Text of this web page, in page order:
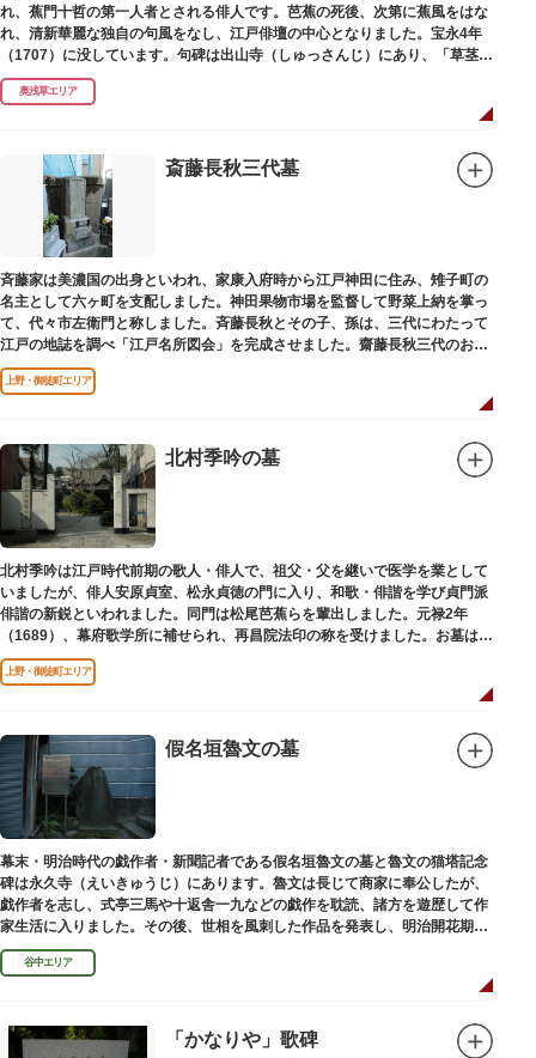
れ、蕉門十哲の第一人者とされる俳人です。芭蕉の死後、次第に蕉風をはな
れ、清新華麗な独自の句風をなし、江戸俳壇の中心となりました。宝永4年
（1707）に没しています。句碑は出山寺（しゅっさんじ）にあり、「草茎を
つつむ葉もなき 雲間哉」と刻まれています。
奥浅草エリア
斎藤長秋三代墓
斉藤家は美濃国の出身といわれ、家康入府時から江戸神田に住み、雉子町の
名主として六ヶ町を支配しました。神田果物市場を監督して野菜上納を掌っ
て、代々市左衛門と称しました。斉藤長秋とその子、孫は、三代にわたって
江戸の地誌を調べ「江戸名所図会」を完成させました。齋藤長秋三代のお墓
は法善寺（ほうぜんじ）にあります。
上野・御徒町エリア
北村季吟の墓
北村季吟は江戸時代前期の歌人・俳人で、祖父・父を継いで医学を業として
いましたが、俳人安原貞室、松永貞徳の門に入り、和歌・俳諧を学び貞門派
俳諧の新鋭といわれました。同門は松尾芭蕉らを輩出しました。元禄2年
（1689）、幕府歌学所に補せられ、再昌院法印の称を受けました。お墓は正
慶寺（しょうけいじ）にあります。
上野・御徒町エリア
假名垣魯文の墓
幕末・明治時代の戯作者・新聞記者である假名垣魯文の墓と魯文の猫塔記念
碑は永久寺（えいきゅうじ）にあります。魯文は長じて商家に奉公したが、
戯作者を志し、式亭三馬や十返舎一九などの戯作を耽読、諸方を遊歴して作
家生活に入りました。その後、世相を風刺した作品を発表し、明治開花期の
花形作家となりました。墓石には、聖観音を線刻した板碑がはめ込まれてい
ます。谷中エリア
「かなりや」歌碑